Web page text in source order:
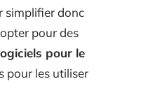
simplifier donc
pour des
pour le
pour les utiliser